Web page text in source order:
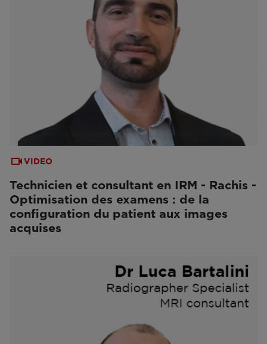
VIDEO
Technicien et consultant en IRM - Rachis -
Optimisation des examens : de la
configuration du patient aux images
acquises